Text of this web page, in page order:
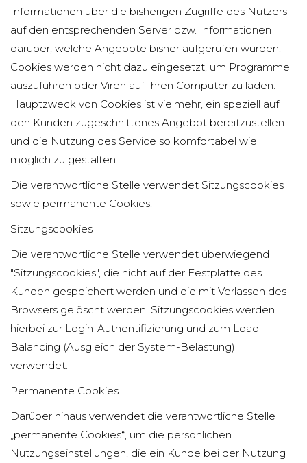
Informationen über die bisherigen Zugriffe des Nutzers
auf den entsprechenden Server bzw. Informationen
darüber, welche Angebote bisher aufgerufen wurden.
Cookies werden nicht dazu eingesetzt, um Programme
auszuführen oder Viren auf Ihren Computer zu laden.
Hauptzweck von Cookies ist vielmehr, ein speziell auf
den Kunden zugeschnittenes Angebot bereitzustellen
und die Nutzung des Service so komfortabel wie
möglich zu gestalten.
Die verantwortliche Stelle verwendet Sitzungscookies
sowie permanente Cookies.
Sitzungscookies
Die verantwortliche Stelle verwendet überwiegend
"Sitzungscookies", die nicht auf der Festplatte des
Kunden gespeichert werden und die mit Verlassen des
Browsers gelöscht werden. Sitzungscookies werden
hierbei zur Login-Authentifizierung und zum Load-
Balancing (Ausgleich der System-Belastung)
verwendet.
Permanente Cookies
Darüber hinaus verwendet die verantwortliche Stelle
„permanente Cookies“, um die persönlichen
Nutzungseinstellungen, die ein Kunde bei der Nutzung